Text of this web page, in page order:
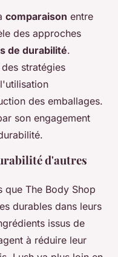
comparaison entre
des approches
de durabilité.
stratégies
des emballages.
son engagement
d'autres
que The Body Shop
durables dans leurs
issus de
à réduire leur